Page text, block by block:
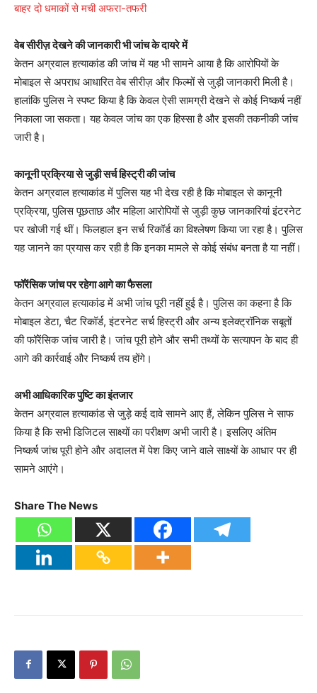
बाहर दो धमाकों से मची अफरा-तफरी
वेब सीरीज़ देखने की जानकारी भी जांच के दायरे में
केतन अग्रवाल हत्याकांड की जांच में यह भी सामने आया है कि आरोपियों के
मोबाइल से अपराध आधारित वेब सीरीज़ और फिल्मों से जुड़ी जानकारी मिली है।
हालांकि पुलिस ने स्पष्ट किया है कि केवल ऐसी सामग्री देखने से कोई निष्कर्ष नहीं
निकाला जा सकता। यह केवल जांच का एक हिस्सा है और इसकी तकनीकी जांच
जारी है।
कानूनी प्रक्रिया से जुड़ी सर्च हिस्ट्री की जांच
केतन अग्रवाल हत्याकांड में पुलिस यह भी देख रही है कि मोबाइल से कानूनी
प्रक्रिया, पुलिस पूछताछ और महिला आरोपियों से जुड़ी कुछ जानकारियां इंटरनेट
पर खोजी गई थीं। फिलहाल इन सर्च रिकॉर्ड का विश्लेषण किया जा रहा है। पुलिस
यह जानने का प्रयास कर रही है कि इनका मामले से कोई संबंध बनता है या नहीं।
फॉरेंसिक जांच पर रहेगा आगे का फैसला
केतन अग्रवाल हत्याकांड में अभी जांच पूरी नहीं हुई है। पुलिस का कहना है कि
मोबाइल डेटा, चैट रिकॉर्ड, इंटरनेट सर्च हिस्ट्री और अन्य इलेक्ट्रॉनिक सबूतों
की फॉरेंसिक जांच जारी है। जांच पूरी होने और सभी तथ्यों के सत्यापन के बाद ही
आगे की कार्रवाई और निष्कर्ष तय होंगे।
अभी आधिकारिक पुष्टि का इंतजार
केतन अग्रवाल हत्याकांड से जुड़े कई दावे सामने आए हैं, लेकिन पुलिस ने साफ
किया है कि सभी डिजिटल साक्ष्यों का परीक्षण अभी जारी है। इसलिए अंतिम
निष्कर्ष जांच पूरी होने और अदालत में पेश किए जाने वाले साक्ष्यों के आधार पर ही
सामने आएंगे।
Share The News